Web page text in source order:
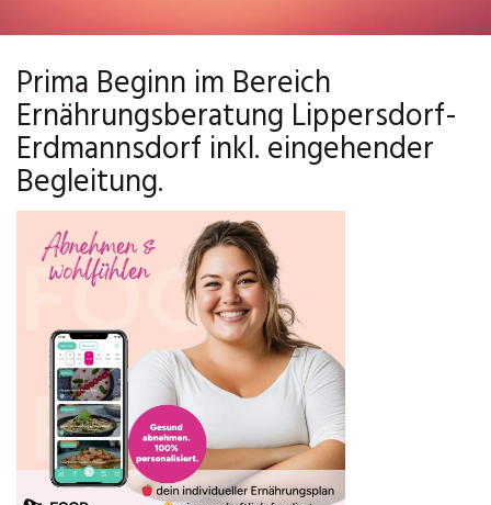
Prima Beginn im Bereich
Ernährungsberatung Lippersdorf-
Erdmannsdorf inkl. eingehender
Begleitung.